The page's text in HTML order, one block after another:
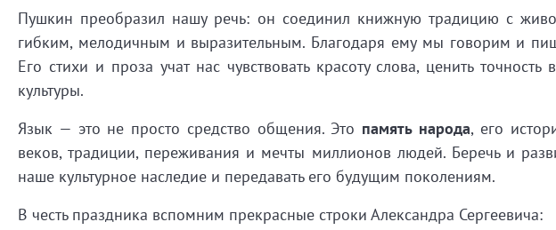
Пушкин преобразил нашуречь: он соединил книжную традицию с
гибким,мелодичным и выразительным. Благодаря емумы говорим и
Его стихи и проза учатнасчувствоватькрасотуслова,ценитьточность
культуры.
Язык — это не просто средство общения.Это памятьнарода,его
веков,традиции,переживания и мечты миллионов людей.Беречьи
наше культурное наследие и передаватьего будущим поколениям.
В честьпраздника вспомним прекрасные строки Александра Сергеевича: